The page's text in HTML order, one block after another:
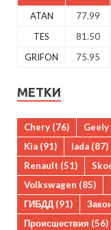
ATAN 77.99
TES
81.50
GRIFON
75.95
МЕТКИ
Chery (76) Geely
Kia (91) lada (87)
Renault (51)
Volkswagen (85)
ГИБДД (91)
Происшествия (56)